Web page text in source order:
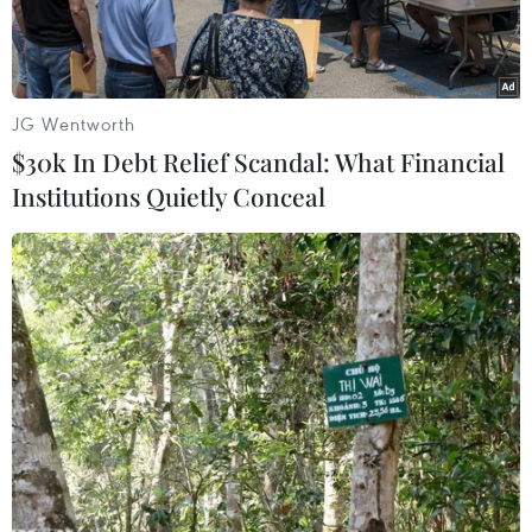
Một bức thư của một doanh nhân trên tàu Titanic (Nguồn: AFP)
Bức thư hiếm có, viết trên con tàu định mệnh
Titanic bởi một trong những hành khách nổi
tiếng may mắn sống sót, đã được bán đấu giá
với mức giá kinh ngạc: 300.000 bảng Anh (gần
400.000 USD).
Những dòng chữ viết tay được Archibald Gracie
JG Wentworth
$30k In Debt Relief Scandal: What Financial
Institutions Quietly Conceal